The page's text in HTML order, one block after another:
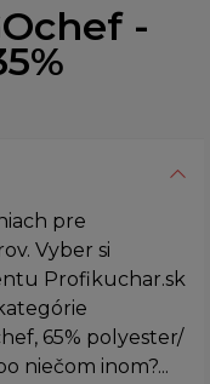
-
pre
Vyber si
Profikuchar.sk
65% polyester/
niečom inom?...